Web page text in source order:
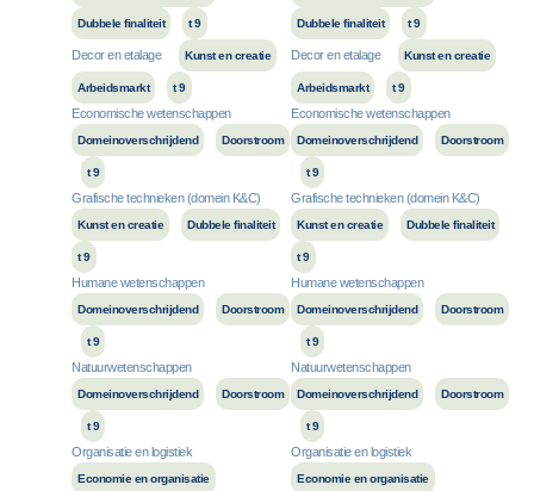
Dubbele finaliteit t 9
Decor en etalage Kunst en creatie
Arbeidsmarkt t 9
Economische wetenschappen
Domeinoverschrijdend Doorstroom
t 9
Grafische technieken (domein K&C)
Kunst en creatie Dubbele finaliteit
t 9
Humane wetenschappen
Domeinoverschrijdend Doorstroom
t 9
Natuurwetenschappen
Domeinoverschrijdend Doorstroom
t 9
Organisatie en logistiek
Economie en organisatie
Dubbele finaliteit t 9
Decor en etalage Kunst en creatie
Arbeidsmarkt t 9
Economische wetenschappen
Domeinoverschrijdend Doorstroom
t 9
Grafische technieken (domein K&C)
Kunst en creatie Dubbele finaliteit
t 9
Humane wetenschappen
Domeinoverschrijdend Doorstroom
t 9
Natuurwetenschappen
Domeinoverschrijdend Doorstroom
t 9
Organisatie en logistiek
Economie en organisatie